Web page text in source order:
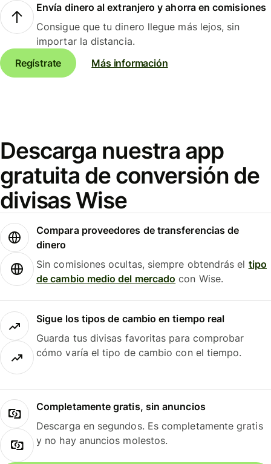
Envía dinero al extranjero y ahorra en comisiones
Consigue que tu dinero llegue más lejos, sin
importar la distancia.
Regístrate
Más información
Descarga nuestra app
gratuita de conversión de
divisas Wise
Compara proveedores de transferencias de
dinero
Sin comisiones ocultas, siempre obtendrás el tipo
de cambio medio del mercado con Wise.
Sigue los tipos de cambio en tiempo real
Guarda tus divisas favoritas para comprobar
cómo varía el tipo de cambio con el tiempo.
Completamente gratis, sin anuncios
Descarga en segundos. Es completamente gratis
y no hay anuncios molestos.